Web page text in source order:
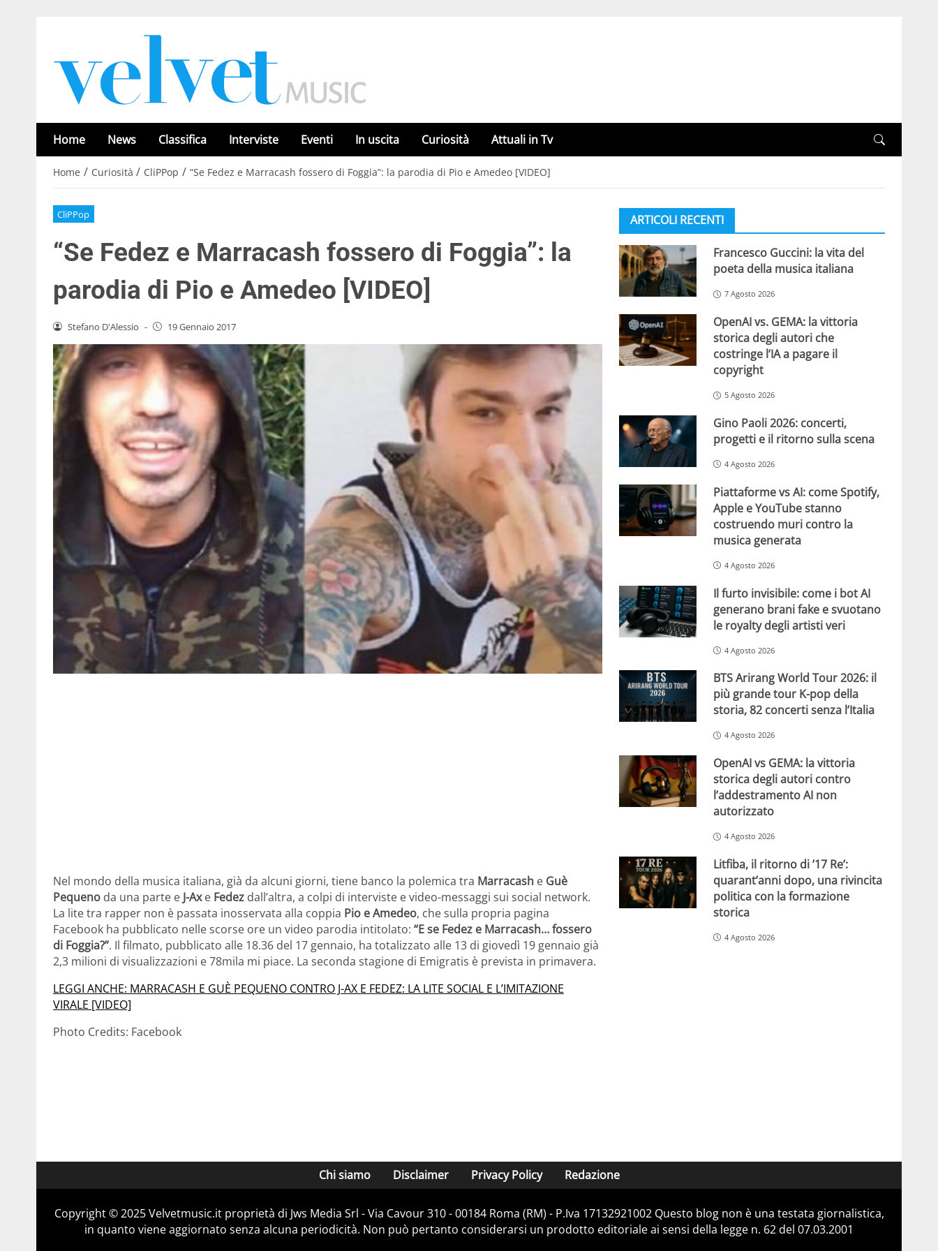
Home News Classifica Interviste Eventi In uscita Curiosità Attuali in Tv
Home / Curiosità / CliPPop / “Se Fedez e Marracash fossero di Foggia”: la parodia di Pio e Amedeo [VIDEO]
CliPPop
“Se Fedez e Marracash fossero di Foggia”: la
parodia di Pio e Amedeo [VIDEO]
Stefano D'Alessio - 19 Gennaio 2017
Nel mondo della musica italiana, già da alcuni giorni, tiene banco la polemica tra Marracash e Guè
Pequeno da una parte e J-Axe Fedez dall’altra, a colpi di interviste e video-messaggi sui social network.
La lite tra rapper non è passata inosservata alla coppia Pio e Amedeo, che sulla propria pagina
Facebook ha pubblicato nelle scorse ore un video parodia intitolato: “E se Fedez e Marracash… fossero
di Foggia?”. Il filmato, pubblicato alle 18.36 del 17 gennaio, ha totalizzato alle 13 di giovedì 19 gennaio già
2,3 milioni di visualizzazioni e 78mila mi piace. La seconda stagione di Emigratis è prevista in primavera.
LEGGI ANCHE: MARRACASH E GUÈ PEQUENO CONTRO J-AX E FEDEZ: LA LITE SOCIAL E L’IMITAZIONE
VIRALE [VIDEO]
Photo Credits: Facebook
ARTICOLI RECENTI
Francesco Guccini: la vita del
poeta della musica italiana
7 Agosto 2026
OpenAI vs. GEMA: la vittoria
storica degli autori che
costringe l’IA a pagare il
copyright
5 Agosto 2026
Gino Paoli 2026: concerti,
progetti e il ritorno sulla scena
4 Agosto 2026
Piattaforme vs AI: come Spotify,
Apple e YouTube stanno
costruendo muri contro la
musica generata
4 Agosto 2026
Il furto invisibile: come i bot AI
generano brani fake e svuotano
le royalty degli artisti veri
4 Agosto 2026
BTS Arirang World Tour 2026: il
più grande tour K-pop della
storia, 82 concerti senza l’Italia
4 Agosto 2026
OpenAI vs GEMA: la vittoria
storica degli autori contro
l’addestramento AI non
autorizzato
4 Agosto 2026
Litfiba, il ritorno di ’17 Re’:
quarant’anni dopo, una rivincita
politica con la formazione
storica
4 Agosto 2026
Chi siamo Disclaimer Privacy Policy Redazione
Copyright © 2025 Velvetmusic.it proprietà di Jws Media Srl - Via Cavour 310 - 00184 Roma (RM) - P.Iva 17132921002 Questo blog non è una testata giornalistica,
in quanto viene aggiornato senza alcuna periodicità. Non può pertanto considerarsi un prodotto editoriale ai sensi della legge n. 62 del 07.03.2001